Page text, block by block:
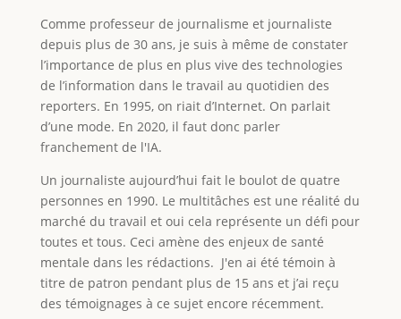
Comme professeur de journalisme et journaliste
depuis plus de 30 ans, je suis à même de constater
l’importance de plus en plus vive des technologies
de l’information dans le travail au quotidien des
reporters. En 1995, on riait d’Internet. On parlait
d’une mode. En 2020, il faut donc parler
franchement de l'IA.
Un journaliste aujourd’hui fait le boulot de quatre
personnes en 1990. Le multitâches est une réalité du
marché du travail et oui cela représente un défi pour
toutes et tous. Ceci amène des enjeux de santé
mentale dans les rédactions. J'en ai été témoin à
titre de patron pendant plus de 15 ans et j’ai reçu
des témoignages à ce sujet encore récemment.